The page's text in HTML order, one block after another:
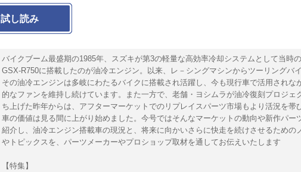
試し読み
バイクブーム最盛期の1985年、スズキが第3の軽量な高効率冷却システムとして当時
GSX-R750に搭載したのが油冷エンジン。以来、レ－シングマシンからツーリングバ
その油冷エンジンは多岐にわたるバイクに搭載され活躍し、今も現行車で活用されな
的なファンを維持し続けています。また一方で、老舗・ヨシムラが油冷復刻プロジェ
ち上げた昨年からは、アフターマーケットでのリプレイスパーツ市場もより活況を帯
車の価値は見る間に上がり始めました。今号ではそんなマーケットの動向や新作パー
紹介し、油冷エンジン搭載車の現況と、将来に向かいさらに快走を続けさせるための
やトピックスを、パーツメーカーやプロショップ取材を通してお伝えいたします
【特集】